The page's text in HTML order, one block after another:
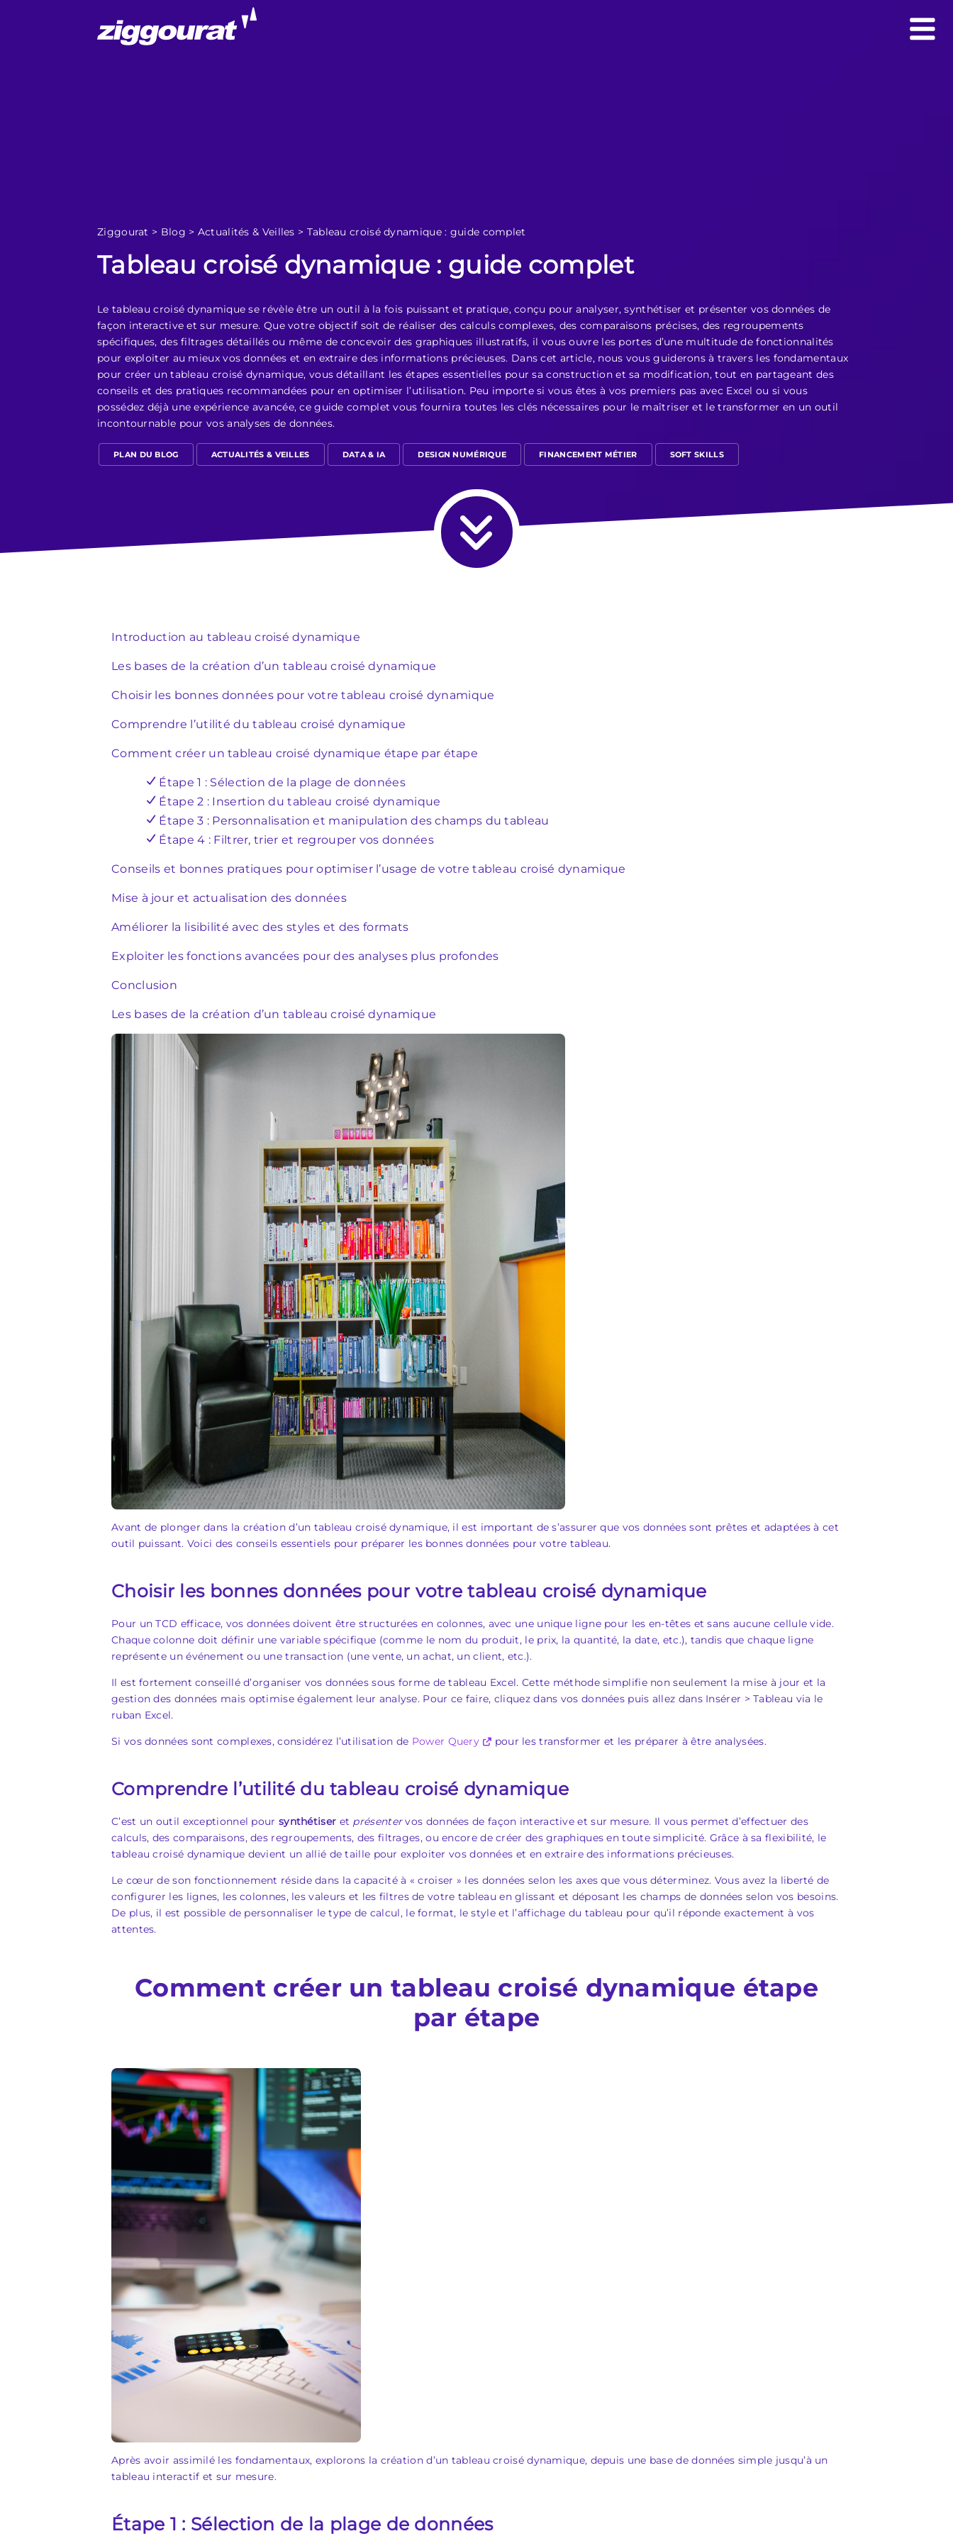
Ziggourat > Blog > Actualités & Veilles > Tableau croisé dynamique : guide complet
Tableau croisé dynamique : guide complet
Le tableau croisé dynamique se révèle être un outil à la fois puissant et pratique, conçu pour analyser, synthétiser et présenter vos données de
façon interactive et sur mesure. Que votre objectif soit de réaliser des calculs complexes, des comparaisons précises, des regroupements
spécifiques, des filtrages détaillés ou même de concevoir des graphiques illustratifs, il vous ouvre les portes d’une multitude de fonctionnalités
pour exploiter au mieux vos données et en extraire des informations précieuses. Dans cet article, nous vous guiderons à travers les fondamentaux
pour créer un tableau croisé dynamique, vous détaillant les étapes essentielles pour sa construction et sa modification, tout en partageant des
conseils et des pratiques recommandées pour en optimiser l’utilisation. Peu importe si vous êtes à vos premiers pas avec Excel ou si vous
possédez déjà une expérience avancée, ce guide complet vous fournira toutes les clés nécessaires pour le maîtriser et le transformer en un outil
incontournable pour vos analyses de données.
PLAN DU BLOG ACTUALITÉS & VEILLES DATA & IA DESIGN NUMÉRIQUE FINANCEMENT MÉTIER SOFT SKILLS
Introduction au tableau croisé dynamique
Les bases de la création d’un tableau croisé dynamique
Choisir les bonnes données pour votre tableau croisé dynamique
Comprendre l’utilité du tableau croisé dynamique
Comment créer un tableau croisé dynamique étape par étape
Étape 1 : Sélection de la plage de données
Étape 2 : Insertion du tableau croisé dynamique
Étape 3 : Personnalisation et manipulation des champs du tableau
Étape 4 : Filtrer, trier et regrouper vos données
Conseils et bonnes pratiques pour optimiser l’usage de votre tableau croisé dynamique
Mise à jour et actualisation des données
Améliorer la lisibilité avec des styles et des formats
Exploiter les fonctions avancées pour des analyses plus profondes
Conclusion
Les bases de la création d’un tableau croisé dynamique
Avant de plonger dans la création d’un tableau croisé dynamique, il est important de s’assurer que vos données sont prêtes et adaptées à cet
outil puissant. Voici des conseils essentiels pour préparer les bonnes données pour votre tableau.
Choisir les bonnes données pour votre tableau croisé dynamique
Pour un TCD efficace, vos données doivent être structurées en colonnes, avec une unique ligne pour les en-têtes et sans aucune cellule vide.
Chaque colonne doit définir une variable spécifique (comme le nom du produit, le prix, la quantité, la date, etc.), tandis que chaque ligne
représente un événement ou une transaction (une vente, un achat, un client, etc.).
Il est fortement conseillé d’organiser vos données sous forme de tableau Excel. Cette méthode simplifie non seulement la mise à jour et la
gestion des données mais optimise également leur analyse. Pour ce faire, cliquez dans vos données puis allez dans Insérer > Tableau via le
ruban Excel.
Si vos données sont complexes, considérez l’utilisation de Power Query pour les transformer et les préparer à être analysées.
Comprendre l’utilité du tableau croisé dynamique
C’est un outil exceptionnel pour synthétiser et présentervos données de façon interactive et sur mesure. Il vous permet d’effectuer des
calculs, des comparaisons, des regroupements, des filtrages, ou encore de créer des graphiques en toute simplicité. Grâce à sa flexibilité, le
tableau croisé dynamique devient un allié de taille pour exploiter vos données et en extraire des informations précieuses.
Le cœur de son fonctionnement réside dans la capacité à « croiser » les données selon les axes que vous déterminez. Vous avez la liberté de
configurer les lignes, les colonnes, les valeurs et les filtres de votre tableau en glissant et déposant les champs de données selon vos besoins.
De plus, il est possible de personnaliser le type de calcul, le format, le style et l’affichage du tableau pour qu’il réponde exactement à vos
attentes.
Comment créer un tableau croisé dynamique étape
par étape
Après avoir assimilé les fondamentaux, explorons la création d’un tableau croisé dynamique, depuis une base de données simple jusqu’à un
tableau interactif et sur mesure.
Étape 1 : Sélection de la plage de données